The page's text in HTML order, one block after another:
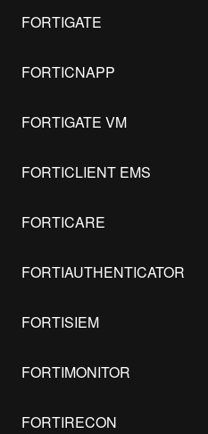
FORTIGATE
FORTICNAPP
FORTIGATE VM
FORTICLIENT EMS
FORTICARE
FORTIAUTHENTICATOR
FORTISIEM
FORTIMONITOR
FORTIRECON